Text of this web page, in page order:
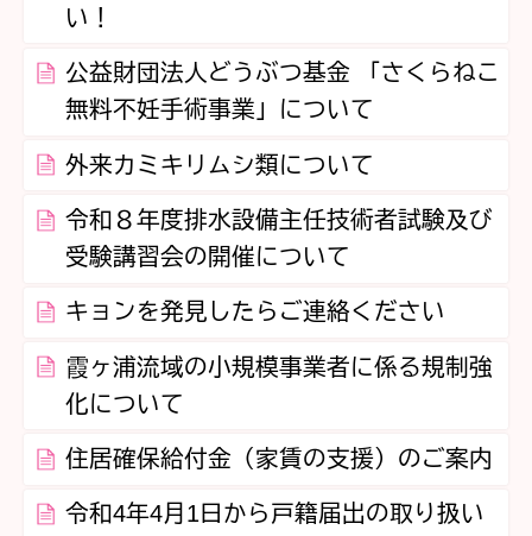
い！
公益財団法人どうぶつ基金 「さくらねこ
無料不妊手術事業」について
外来カミキリムシ類について
令和８年度排水設備主任技術者試験及び
受験講習会の開催について
キョンを発見したらご連絡ください
霞ヶ浦流域の小規模事業者に係る規制強
化について
住居確保給付金（家賃の支援）のご案内
令和4年4月1日から戸籍届出の取り扱い